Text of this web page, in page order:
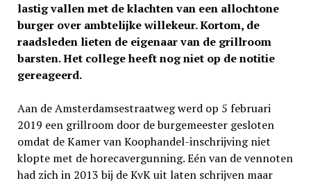
lastig vallen met de klachten van een allochtone
burger over ambtelijke willekeur. Kortom, de
raadsleden lieten de eigenaar van de grillroom
barsten. Het college heeft nog niet op de notitie
gereageerd.
Aan de Amsterdamsestraatweg werd op 5 februari
2019 een grillroom door de burgemeester gesloten
omdat de Kamer van Koophandel-inschrijving niet
klopte met de horecavergunning. Eén van de vennoten
had zich in 2013 bij de KvK uit laten schrijven maar